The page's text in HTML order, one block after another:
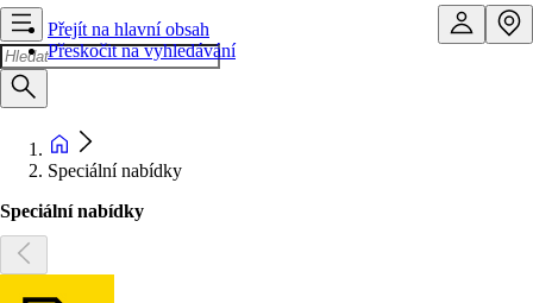
Přejít na hlavní obsah
Přeskočit na vyhledávání
Speciální nabídky
Speciální nabídky